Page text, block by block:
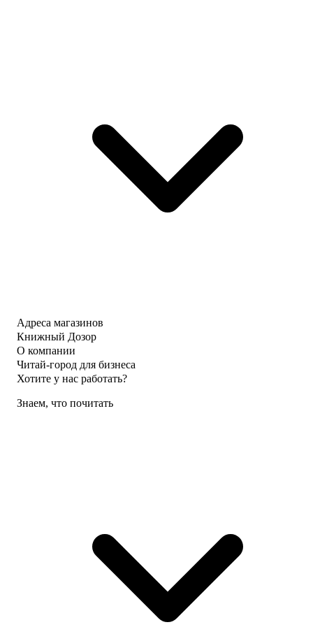
Адреса магазинов
Книжный Дозор
О компании
Читай-город для бизнеса
Хотите у нас работать?
Знаем, что почитать